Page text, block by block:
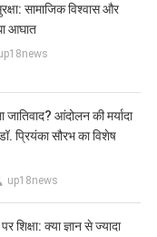
सामाजिक विश्वास और
आघात
जातिवाद? आंदोलन की मर्यादा
प्रियंका सौरभ का विशेष
up18news
शिक्षा: क्या ज्ञान से ज्यादा